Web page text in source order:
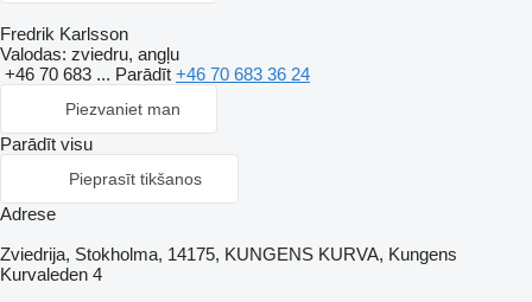
Fredrik Karlsson
Valodas: zviedru, angļu
+46 70 683 ... Parādīt +46 70 683 36 24
Piezvaniet man
Parādīt visu
Pieprasīt tikšanos
Adrese
Zviedrija, Stokholma, 14175, KUNGENS KURVA, Kungens
Kurvaleden 4